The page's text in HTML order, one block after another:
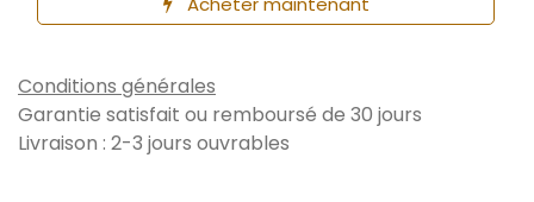
Conditions générales
Garantie satisfait ou remboursé de 30 jours
Livraison : 2-3 jours ouvrables